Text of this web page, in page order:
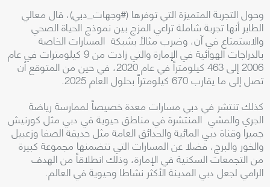
وحول التجربة المتميزة التي توفرها (#وجهات_دبي)، قال معالي
الطاير أنها تجربة شاملة تراعي المزج بين نموذج الحياة الصحي
والاستمتاع في آن، وضرب مثالاً بشبكة المسارات الخاصة
بالدراجات الهوائية في الإمارة والتي زادت من 9 كيلومترات في عام
2006 إلى 463 كيلومتراً في عام 2020، في حين من المتوقع أن
تصل إلى ما يقارب 670 كيلومتراً بحلول العام 2025.
كذلك تنتشر في دبي مسارات معدة خصيصاً لممارسة رياضة
الجري والمشي المنتشرة في مناطق حيوية في دبي مثل كورنيش
جميرا وقناة دبي المائية والحدائق العامة مثل حديقة الصفا وزعبيل
والخور والبرج، فضلا عن المسارات التي تتضمنها مجموعة كبيرة
من التجمعات السكنية في الإمارة، وذلك انطلاقاً من الهدف
الرامي لجعل دبي المدينة الأكثر نشاطا وحيوية في العالم.